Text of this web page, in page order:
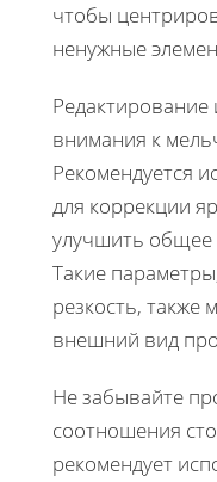
чтобы
ненужные
Редактирование
внимания к
Рекомендуется
для коррекции
улучшить общее
Такие
резкость, также
внешний вид
Не забывайте
соотношения
рекомендует